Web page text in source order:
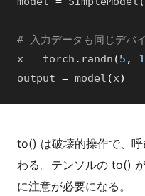
# 入力データも同じデバ
x = torch . randn (5 ,
output = model (x)
to() は破壊的操作で、
わる。テンソルの to()
に注意が必要になる。